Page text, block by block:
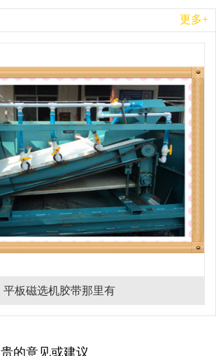
更多+
平板磁选机胶带那里有
的意见或建议